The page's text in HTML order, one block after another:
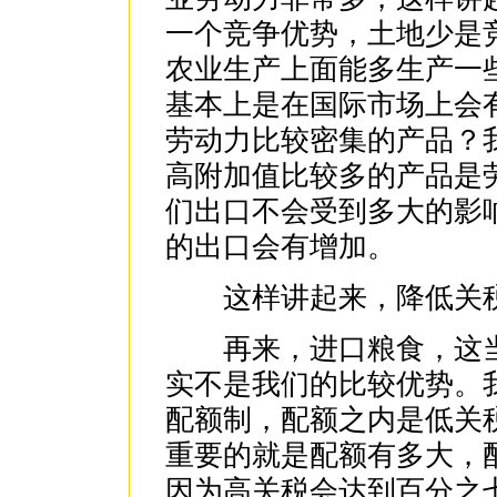
一个竞争优势，土地少是
农业生产上面能多生产一
基本上是在国际市场上会
劳动力比较密集的产品？
高附加值比较多的产品是
们出口不会受到多大的影
的出口会有增加。
这样讲起来，降低关
再来，进口粮食，这
实不是我们的比较优势。
配额制，配额之内是低关
重要的就是配额有多大，
因为高关税会达到百分